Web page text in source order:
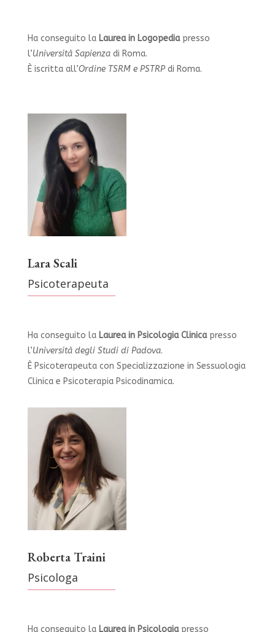
Ha conseguito la Laurea in Logopediapresso
l’Università Sapienza di Roma.
È iscritta all’Ordine TSRM e PSTRP di Roma.
Lara Scali
Psicoterapeuta
Ha conseguito la Laurea in Psicologia Clinicapresso
l’Università degli Studi di Padova.
È Psicoterapeuta con Specializzazione in Sessuologia
Clinica e Psicoterapia Psicodinamica.
Roberta Traini
Psicologa
Ha conseguito la Laurea in Psicologiapresso